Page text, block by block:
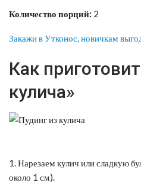
Количество порций: 2
Закажи в Утконос, новичкам
Как
кулича»
1. Нарезаем кулич или сладкую
около 1 см).